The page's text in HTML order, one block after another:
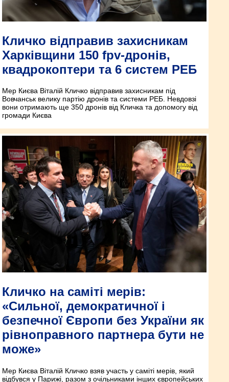
Кличко відправив захисникам
Харківщини 150 fpv-дронів,
квадрокоптери та 6 систем РЕБ
Мер Києва Віталій Кличко відправив захисникам під
Вовчанськ велику партію дронів та системи РЕБ. Невдовзі
вони отримають ще 350 дронів від Кличка та допомогу від
громади Києва
Кличко на саміті мерів:
«Сильної, демократичної і
безпечної Європи без України як
рівноправного партнера бути не
може»
Мер Києва Віталій Кличко взяв участь у саміті мерів, який
відбувся у Парижі, разом з очільниками інших європейських